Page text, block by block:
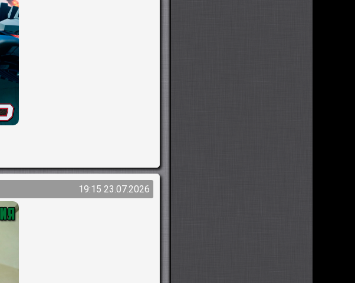
19:15 23.07.2026